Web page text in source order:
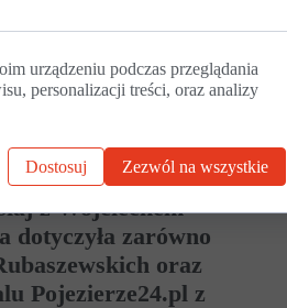
z Wojciechem
dotyczyła zarówno
oraz
Pojezierze24.pl z
urządzeniu podczas przeglądania
personalizacji treści, oraz analizy
Dostosuj Zezwól na wszystkie